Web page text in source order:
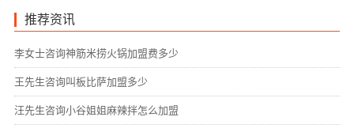
推荐资讯
李女士咨询神筋米捞火锅加盟费多少
王先生咨询叫板比萨加盟多少
汪先生咨询小谷姐姐麻辣拌怎么加盟